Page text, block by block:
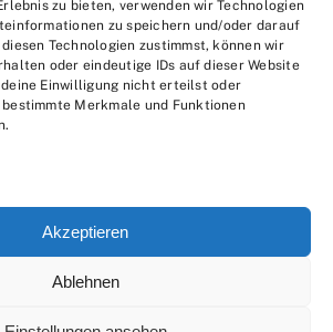
zu bieten, verwenden wir Technologien
zu speichern und/oder darauf
Technologien zustimmst, können wir
oder eindeutige IDs auf dieser Website
Einwilligung nicht erteilst oder
Merkmale und Funktionen
Akzeptieren
Ablehnen
Wir über uns
Kontakt
2007 - 2026 •by Moveco